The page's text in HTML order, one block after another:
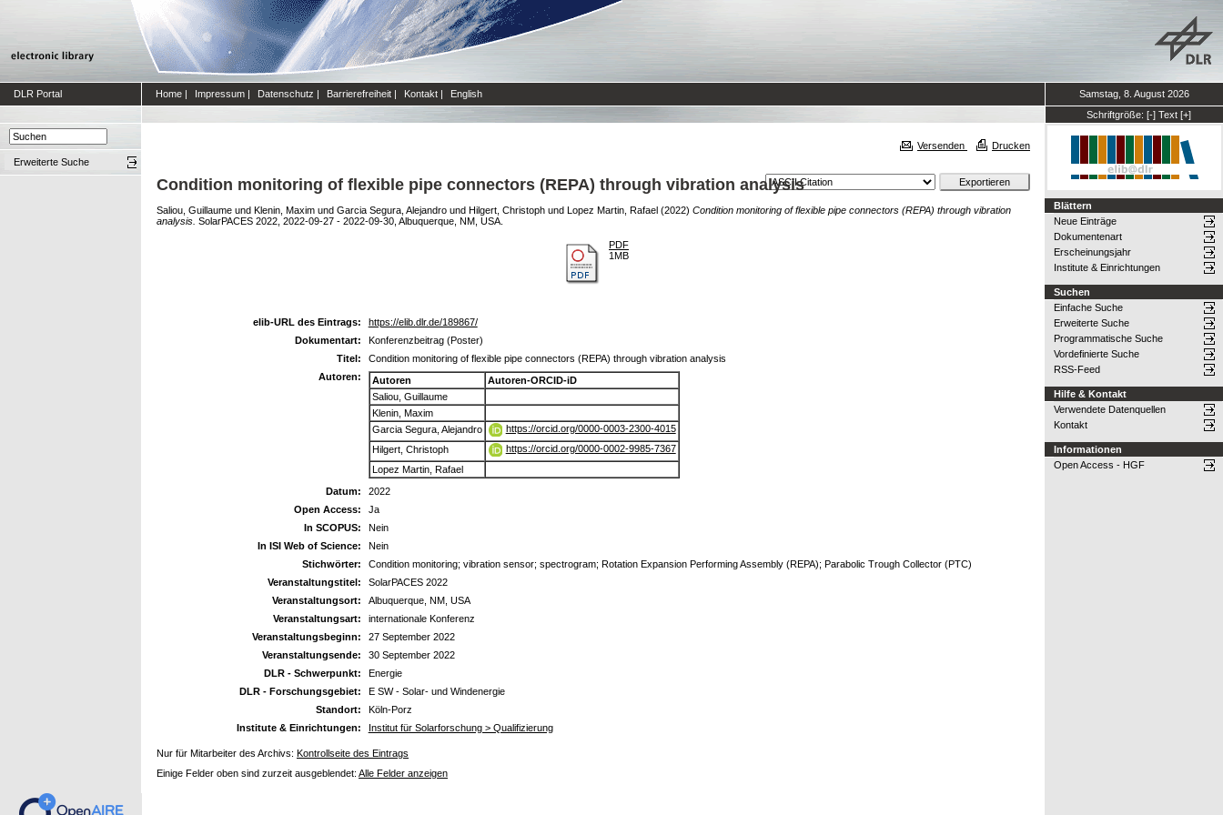
DLR Portal Home | Impressum | Datenschutz | Barrierefreiheit | Kontakt | English
Samstag, 8. August 2026
Schriftgröße: [-] Text [+]
Erweiterte Suche
Versenden Drucken
Condition monitoring of flexible pipe connectors (REPA) through vibration analysis
Saliou, Guillaume und Klenin, Maxim und Garcia Segura, Alejandro und Hilgert, Christoph und Lopez Martin, Rafael (2022) Condition monitoring of flexible pipe connectors (REPA) through vibration
analysis. SolarPACES 2022, 2022-09-27 - 2022-09-30, Albuquerque, NM, USA.
PDF
1MB
elib-URL des Eintrags:
https://elib.dlr.de/189867/
Dokumentart:
Konferenzbeitrag (Poster)
Titel:
Condition monitoring of flexible pipe connectors (REPA) through vibration analysis
Autoren:
Autoren
Autoren-ORCID-iD
Saliou, Guillaume
Klenin, Maxim
Garcia Segura, Alejandro
https://orcid.org/0000-0003-2300-4015
Hilgert, Christoph
https://orcid.org/0000-0002-9985-7367
Lopez Martin, Rafael
Datum:
2022
Open Access:
Ja
In SCOPUS:
Nein
In ISI Web of Science:
Nein
Stichwörter:
Condition monitoring; vibration sensor; spectrogram; Rotation Expansion Performing Assembly (REPA); Parabolic Trough Collector (PTC)
Veranstaltungstitel:
SolarPACES 2022
Veranstaltungsort:
Albuquerque, NM, USA
Veranstaltungsart:
internationale Konferenz
Veranstaltungsbeginn:
27 September 2022
Veranstaltungsende:
30 September 2022
DLR - Schwerpunkt:
Energie
DLR - Forschungsgebiet:
E SW - Solar- und Windenergie
Standort:
Köln-Porz
Institute & Einrichtungen:
Institut für Solarforschung > Qualifizierung
Nur für Mitarbeiter des Archivs: Kontrollseite des Eintrags
Einige Felder oben sind zurzeit ausgeblendet: Alle Felder anzeigen
Blättern
Neue Einträge
Dokumentenart
Erscheinungsjahr
Institute & Einrichtungen
Suchen
Einfache Suche
Erweiterte Suche
Programmatische Suche
Vordefinierte Suche
RSS-Feed
Hilfe & Kontakt
Verwendete Datenquellen
Kontakt
Informationen
Open Access - HGF